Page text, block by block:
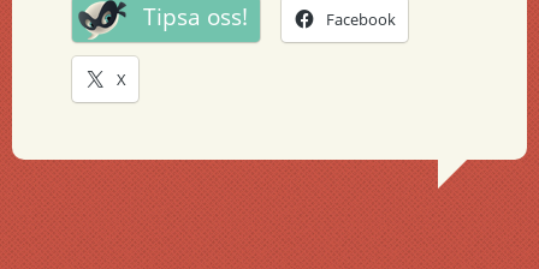
Tipsa oss! Facebook
X